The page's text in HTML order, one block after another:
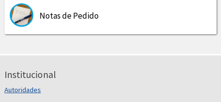
Notas de Pedido
Institucional
Autoridades